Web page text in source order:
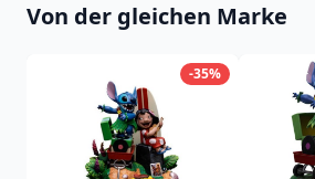
Von der gleichen Marke
-35%